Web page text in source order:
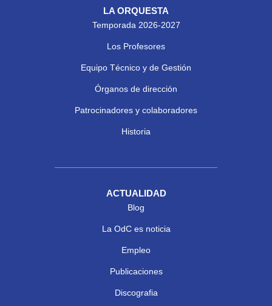
LA ORQUESTA
Temporada 2026-2027
Los Profesores
Equipo Técnico y de Gestión
Órganos de dirección
Patrocinadores y colaboradores
Historia
ACTUALIDAD
Blog
La OdC es noticia
Empleo
Publicaciones
Discografia